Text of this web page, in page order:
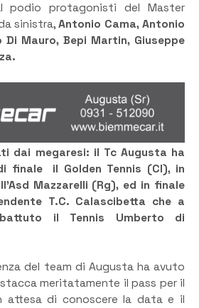
podio protagonisti del Master
sinistra,Antonio Cama, Antonio
Di Mauro, Bepi Martin, Giuseppe
dai megaresi: il Tc Augusta ha
finale il Golden Tennis (Cl), in
Mazzarelli (Rg), ed in finale
T.C. Calascibetta che a
il Tennis Umberto di
del team di Augusta ha avuto
meritatamente il pass per il
attesa di conoscere la data e il